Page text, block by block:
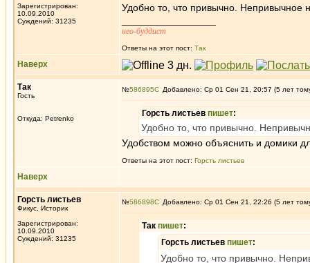
Зарегистрирован:
10.09.2010
Суждений: 31235
Удобно то, что привычно. Непривычное
нео-буддист
Ответы на этот пост: Так
Наверх
Так
Гость
Откуда: Petrenko
№586895 Добавлено: Ср 01 Сен 21, 20:57 (5 лет
Горсть листьев пишет:
Удобно то, что привычно.
Удобством можно объяснить и домики
Ответы на этот пост: Горсть листьев
Наверх
Горсть листьев
Фикус, Историк
Зарегистрирован:
10.09.2010
Суждений: 31235
№586898 Добавлено: Ср 01 Сен 21, 22:26 (5 лет
Так пишет:
Горсть листьев пишет:
Удобно то, что привычно.